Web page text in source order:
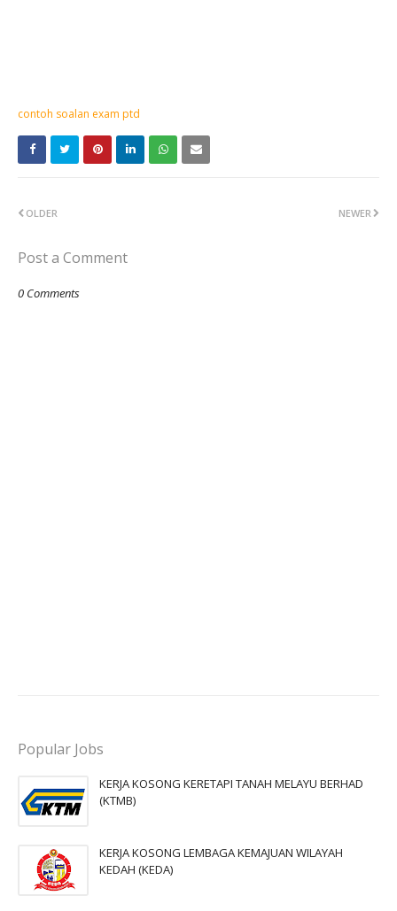
contoh soalan exam ptd
NEWER
OLDER
Post a Comment
0 Comments
Popular Jobs
KERJA KOSONG KERETAPI TANAH MELAYU BERHAD
(KTMB)
KERJA KOSONG LEMBAGA KEMAJUAN WILAYAH
KEDAH (KEDA)